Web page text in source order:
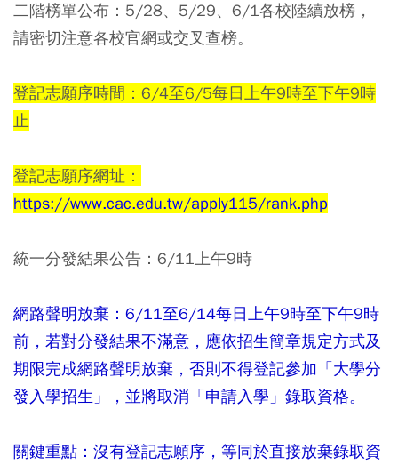
二階榜單公布： 5/28、5/29、6/1各校陸續放榜，
請密切注意各校官網或交叉查榜。
登記志願序時間：6/4至6/5每日上午9時至下午9時
止
登記志願序網址 ：
https://www.cac.edu.tw/apply115/rank.php
統一分發結果公告： 6/11上午9時
網路聲明放棄：6/11至6/14每日上午9時至下午9時
前，若對分發結果不滿意，應依招生簡章規定方式及
期限完成網路聲明放棄，否則不得登記參加「大學分
發入學招生」，並將取消「申請入學」錄取資格。
關鍵重點：沒有登記志願序，等同於直接放棄錄取資